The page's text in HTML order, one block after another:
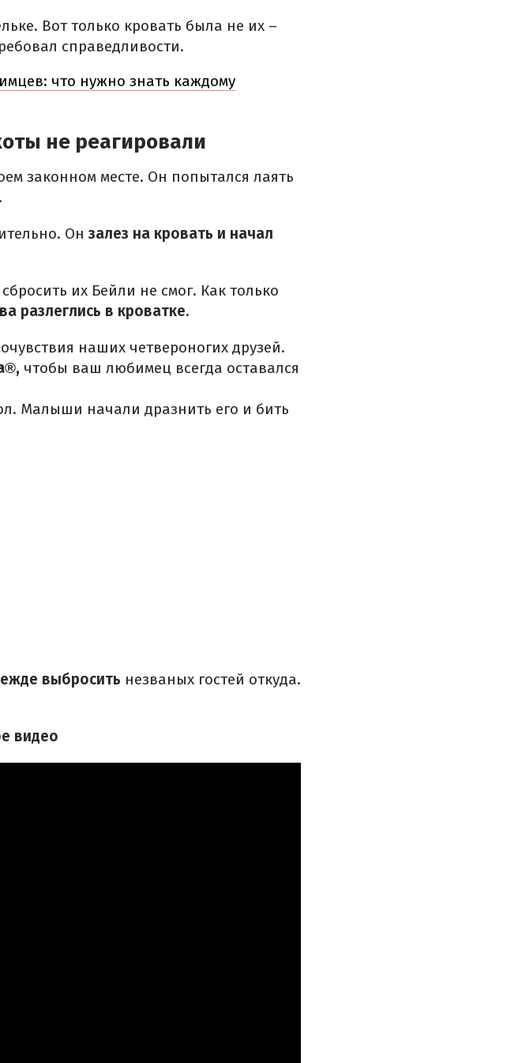
Вот только кровать была не их –
справедливости.
что нужно знать каждому
не реагировали
законном месте. Он попытался лаять
Онзалез на кровать и начал
их Бейли не смог. Как только
разлеглись в кроватке.
наших четвероногих друзей.
чтобы ваш любимец всегда оставался
Малыши начали дразнить его и бить
выбросить незваных гостей откуда.
видео